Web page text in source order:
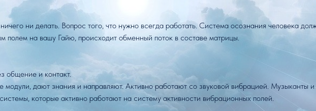
ни делать. Вопрос того, что нужно всегда работать. Система осознания человека
полем на вашу Гайю, происходит обменный поток в составе матрицы.
общение и контакт.
дают знания и направляют. Активно работают со звуковой вибрацией. Музыканты и
которые активно работают на систему активности вибрационных полей.